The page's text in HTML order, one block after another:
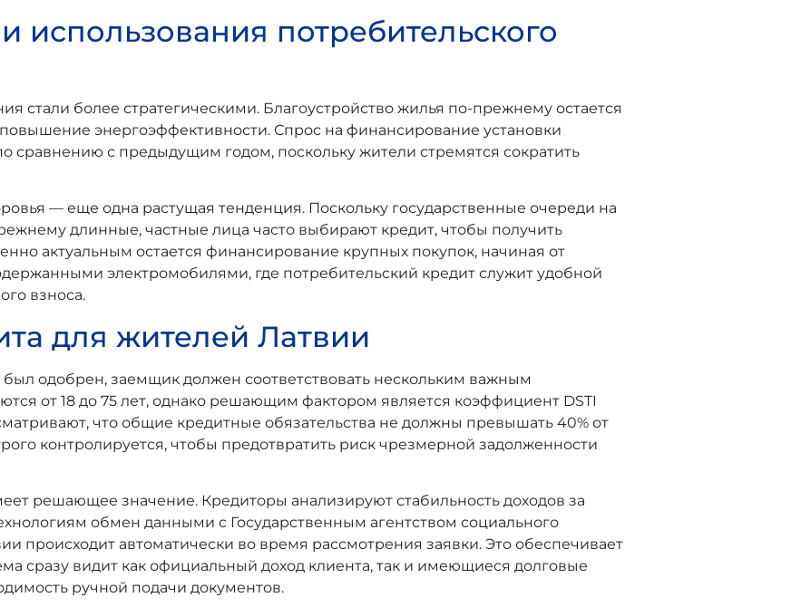
потребительского
стали более стратегическими. Благоустройство жилья по-прежнему остается
энергоэффективности. Спрос на финансирование установки
сравнению с предыдущим годом, поскольку жители стремятся сократить
— еще одна растущая тенденция. Поскольку государственные очереди на
длинные, частные лица часто выбирают кредит, чтобы получить
актуальным остается финансирование крупных покупок, начиная от
электромобилями, где потребительский кредит служит удобной
взноса.
для жителей Латвии
был одобрен, заемщик должен соответствовать нескольким важным
от 18 до 75 лет, однако решающим фактором является коэффициент DSTI
что общие кредитные обязательства не должны превышать 40% от
контролируется, чтобы предотвратить риск чрезмерной задолженности
решающее значение. Кредиторы анализируют стабильность доходов за
обмен данными с Государственным агентством социального
происходит автоматически во время рассмотрения заявки. Это обеспечивает
сразу видит как официальный доход клиента, так и имеющиеся долговые
ручной подачи документов.